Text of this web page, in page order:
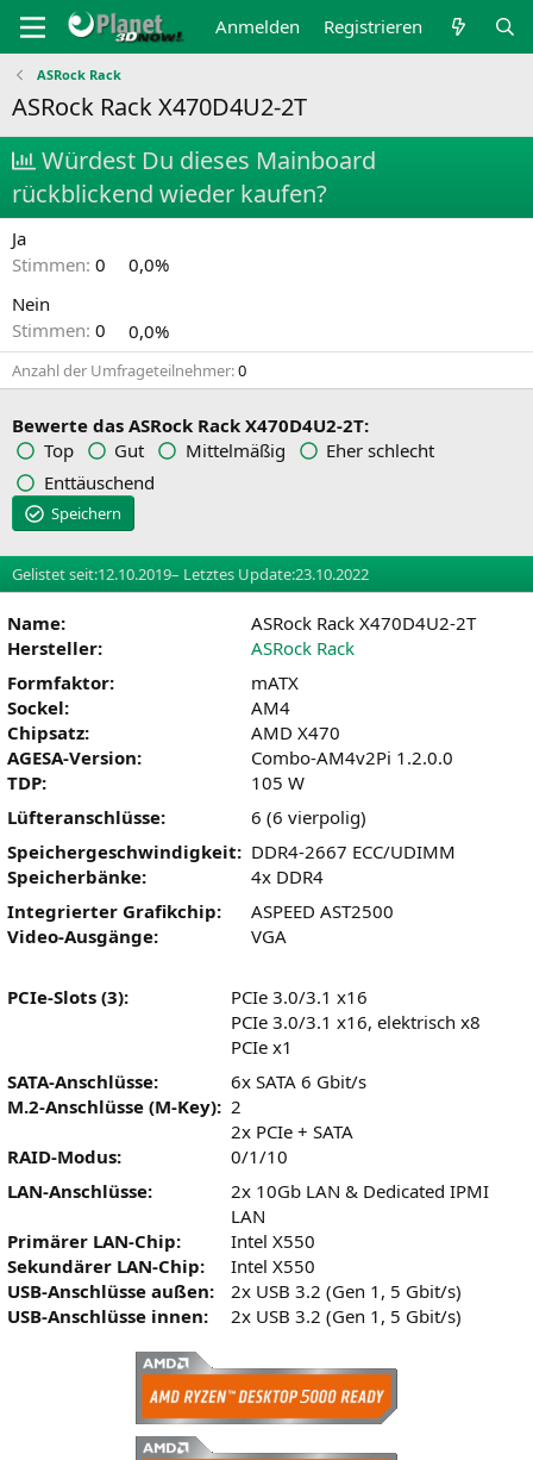
Anmelden Registrieren
ASRock Rack
ASRock Rack X470D4U2-2T
Würdest Du dieses Mainboard
rückblickend wieder kaufen?
Ja
Stimmen: 0
0,0%
Nein
Stimmen: 0 0,0%
Anzahl der Umfrageteilnehmer 0
Bewerte das ASRock Rack X470D4U2-2T:
Top
Gut Mittelmäßig
Eher schlecht
Enttäuschend
Speichern
Gelistet seit:12.10.2019– Letztes Update:23.10.2022
Name:
ASRock Rack X470D4U2-2T
Hersteller:
ASRock Rack
Formfaktor:
mATX
Sockel:
AM4
Chipsatz:
AMD X470
AGESA-Version:
Combo-AM4v2Pi 1.2.0.0
TDP:
105 W
Lüfteranschlüsse:
6 (6 vierpolig)
Speichergeschwindigkeit: DDR4-2667 ECC/UDIMM
Speicherbänke:
4x DDR4
Integrierter Grafikchip:
ASPEED AST2500
Video-Ausgänge:
VGA
PCIe-Slots (3):
PCIe 3.0/3.1 x16
PCIe 3.0/3.1 x16, elektrisch x8
PCIe x1
SATA-Anschlüsse:
6x SATA 6 Gbit/s
M.2-Anschlüsse (M-Key): 2
2x PCIe + SATA
RAID-Modus:
0/1/10
LAN-Anschlüsse:
2x 10Gb LAN & Dedicated IPMI
LAN
Primärer LAN-Chip:
Intel X550
Sekundärer LAN-Chip:
Intel X550
USB-Anschlüsse außen:
2x USB 3.2 (Gen 1, 5 Gbit/s)
USB-Anschlüsse innen:
2x USB 3.2 (Gen 1, 5 Gbit/s)